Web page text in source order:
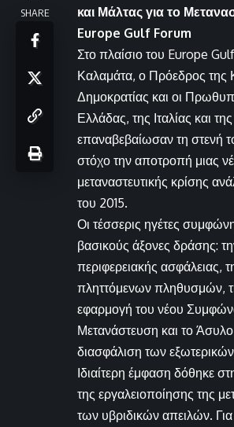
SHARE
και Μάλτας για το
Europe Gulf Forum
Στο πλαίσιο του Europe
Καλαμάτα, ο Πρόεδρος της
Δημοκρατίας και οι
Ελλάδας, της Ιταλίας και
επαναβεβαίωσαν τη στενή
στόχο την αποτροπή μιας
μεταναστευτικής κρίσης
του 2015.
Οι τέσσερις ηγέτες
βασικούς άξονες δράσης:
περιφερειακής ασφάλειας,
πληττόμενων πληθυσμών,
εφαρμογή του νέου
Μετανάστευση και το
διασφάλιση των
Ιδιαίτερη έμφαση δόθηκε
της εργαλειοποίησης της
των υβριδικών απειλών. Για